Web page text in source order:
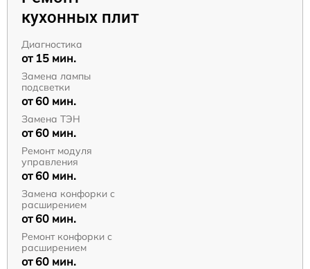
кухонных плит
Диагностика
от 15 мин.
Замена лампы
подсветки
от 60 мин.
Замена ТЭН
от 60 мин.
Ремонт модуля
управления
от 60 мин.
Замена конфорки с
расширением
от 60 мин.
Ремонт конфорки с
расширением
от 60 мин.